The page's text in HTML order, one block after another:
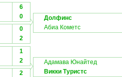
6
0
0
2
Долфинс
Абиа Кометс
1
2
2
Адамава Юнайтед
Викки Туристс